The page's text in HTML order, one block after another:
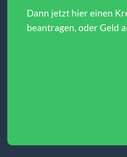
Dann jetzt hier einen
beantragen, oder Geld